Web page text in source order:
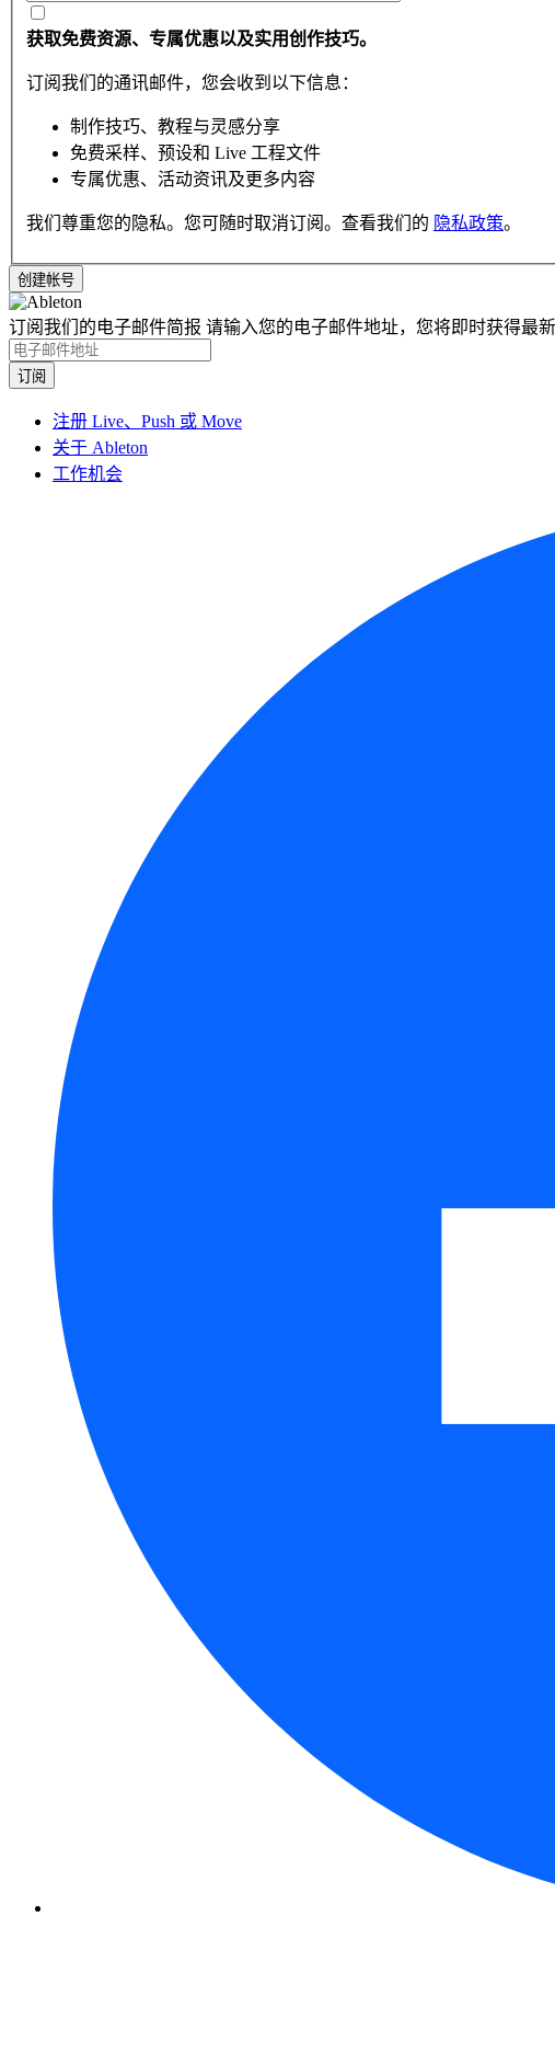
获取免费资源、专属优惠以及实用创作技巧。
订阅我们的通讯邮件，您会收到以下信息：
制作技巧、教程与灵感分享
免费采样、预设和 Live 工程文件
专属优惠、活动资讯及更多内容
我们尊重您的隐私。您可随时取消订阅。查看我们的 隐私政策。
订阅我们的电子邮件简报 请输入您的电子邮件地址，您将即时获得最
注册 Live、Push 或 Move
关于 Ableton
工作机会